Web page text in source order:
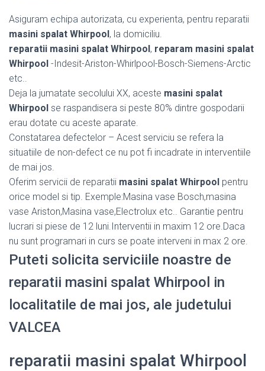
Asiguram echipa autorizata, cu experienta, pentru reparatii
masini spalat Whirpool, la domiciliu.
reparatii masini spalat Whirpool, reparam masini spalat
Whirpool -Indesit-Ariston-Whirlpool-Bosch-Siemens-Arctic
etc..
Deja la jumatate secolului XX, aceste masini spalat
Whirpool se raspandisera si peste 80% dintre gospodarii
erau dotate cu aceste aparate.
Constatarea defectelor – Acest serviciu se refera la
situatiile de non-defect ce nu pot fi incadrate in interventiile
de mai jos.
Oferim servicii de reparatii masini spalat Whirpool pentru
orice model si tip. Exemple:Masina vase Bosch,masina
vase Ariston,Masina vase,Electrolux etc.. Garantie pentru
lucrari si piese de 12 luni.Interventii in maxim 12 ore.Daca
nu sunt programari in curs se poate interveni in max 2 ore.
Puteti solicita serviciile noastre de
reparatii masini spalat Whirpool in
localitatile de mai jos, ale judetului
VALCEA
reparatii masini spalat Whirpool